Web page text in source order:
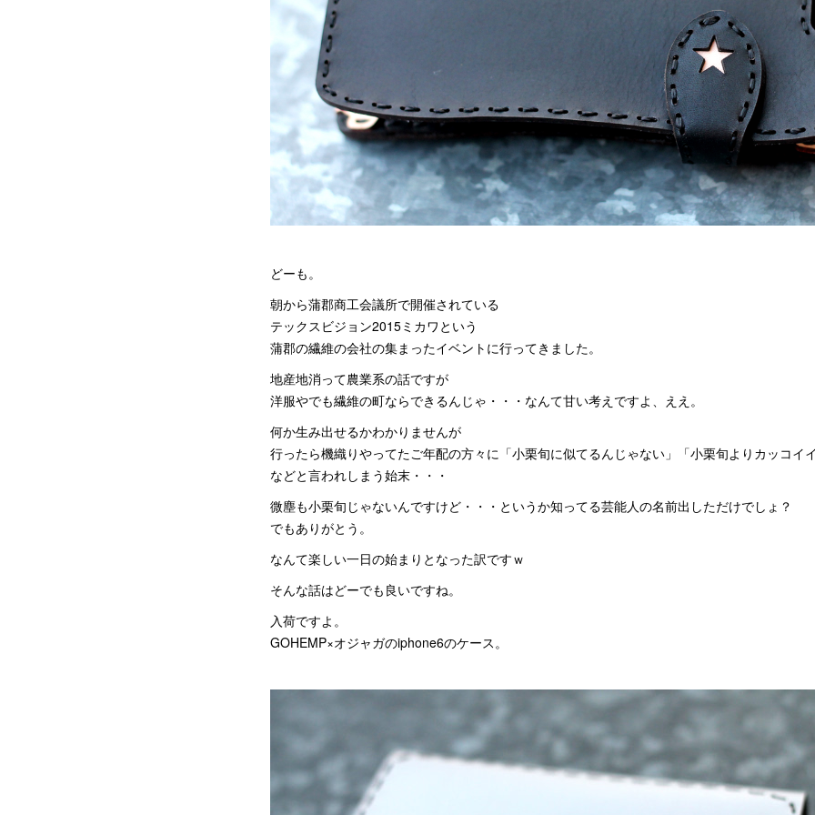
どーも。
朝から蒲郡商工会議所で開催されている
テックスビジョン2015ミカワという
蒲郡の繊維の会社の集まったイベントに行ってきました。
地産地消って農業系の話ですが
洋服やでも繊維の町ならできるんじゃ・・・なんて甘い考えですよ、ええ。
何か生み出せるかわかりませんが
行ったら機織りやってたご年配の方々に「小栗旬に似てるんじゃない」「小栗旬よりカッコイ
などと言われしまう始末・・・
微塵も小栗旬じゃないんですけど・・・というか知ってる芸能人の名前出しただけでしょ？
でもありがとう。
なんて楽しい一日の始まりとなった訳ですｗ
そんな話はどーでも良いですね。
入荷ですよ。
GOHEMP×オジャガのiphone6のケース。